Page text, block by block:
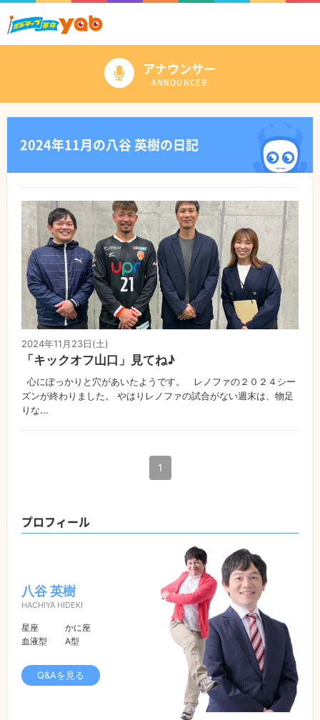
アナウンサー
ANNOUNCER
2024年11月の八谷 英樹の日記
2024年11月23日(土)
「キックオフ山口」見てね♪
心にぽっかりと穴があいたようです。 レノファの２０２４シー
ズンが終わりました。 やはりレノファの試合がない週末は、物足
りな...
1
プロフィール
八谷 英樹
HACHIYA HIDEKI
星座
かに座
血液型
A型
Q&Aを見る